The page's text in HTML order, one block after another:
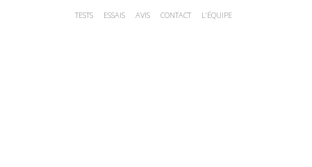
TESTS ESSAIS AVIS CONTACT L’ÉQUIPE